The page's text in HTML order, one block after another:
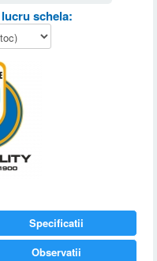
schela:
Specificatii
Observatii